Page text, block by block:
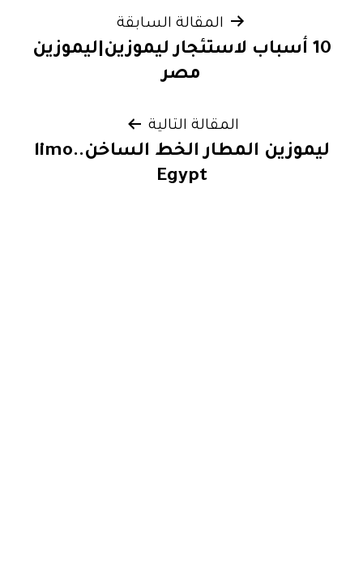
تصفّح
المقالات
المقالة السابقة
10 أسباب لاستئجار ليموزين|ليموزين
مصر
المقالة التالية
ليموزين المطار الخط الساخن..limo
Egypt